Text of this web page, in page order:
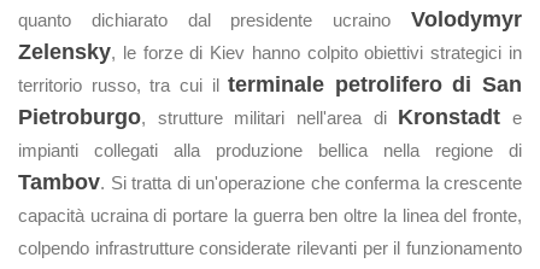
quanto dichiarato dal presidente ucraino Volodymyr
Zelensky, le forze di Kiev hanno colpito obiettivi strategici in
territorio russo, tra cui ilterminale petrolifero di San
Pietroburgo, strutture militari nell'area di Kronstadt e
impianti collegati alla produzione bellica nella regione di
Tambov. Si tratta di un'operazione che conferma la crescente
capacità ucraina di portare la guerra ben oltre la linea del fronte,
colpendo infrastrutture considerate rilevanti per il funzionamento